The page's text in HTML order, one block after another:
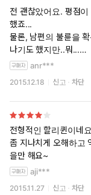
전 괜찮았어요. 평점이 안좋아서 고민이 됐지만, 미셀 레이드를 믿고 구입
했죠...
물론, 남편의 불륜을
나기도 했지만..뭐...
갑자기..급마무리 된
anr***
2015.12.18 신고 차단
전형적인 할리퀸이네
좀 지나치게 오해하고
을만 해요~
aji***
2015.11.27 신고 차단